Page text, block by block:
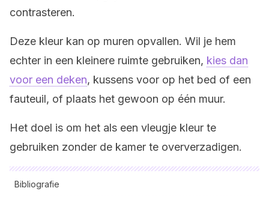
contrasteren.
Deze kleur kan op muren opvallen. Wil je hem
echter in een kleinere ruimte gebruiken, kies dan
voor een deken, kussens voor op het bed of een
fauteuil, of plaats het gewoon op één muur.
Het doel is om het als een vleugje kleur te
gebruiken zonder de kamer te oververzadigen.
Bibliografie